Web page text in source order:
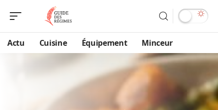
Actu Cuisine Équipement Minceur